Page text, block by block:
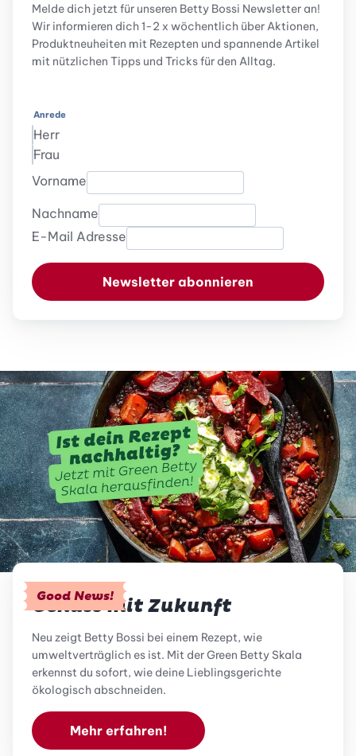
Melde dich jetzt für unseren Betty Bossi Newsletter an!
Wir informieren dich 1-2 x wöchentlich über Aktionen,
Produktneuheiten mit Rezepten und spannende Artikel
mit nützlichen Tipps und Tricks für den Alltag.
Anrede
Herr
Frau
Vorname
Nachname
E-Mail Adresse
Newsletter abonnieren
Good News!
Genuss mit Zukunft
Neu zeigt Betty Bossi bei einem Rezept, wie
umweltverträglich es ist. Mit der Green Betty Skala
erkennst du sofort, wie deine Lieblingsgerichte
ökologisch abschneiden.
Mehr erfahren!